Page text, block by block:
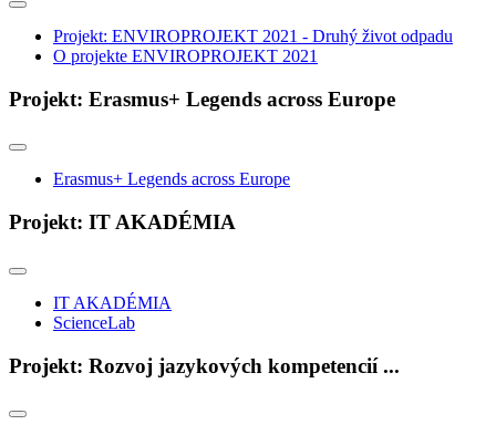
Projekt: ENVIROPROJEKT 2021 - Druhý život odpadu
O projekte ENVIROPROJEKT 2021
Projekt: Erasmus+ Legends across Europe
Erasmus+ Legends across Europe
Projekt: IT AKADÉMIA
IT AKADÉMIA
ScienceLab
Projekt: Rozvoj jazykových kompetencií ...